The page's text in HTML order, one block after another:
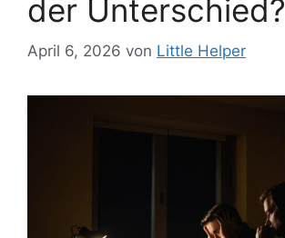
der Unterschied?
April 6, 2026 von Little Helper